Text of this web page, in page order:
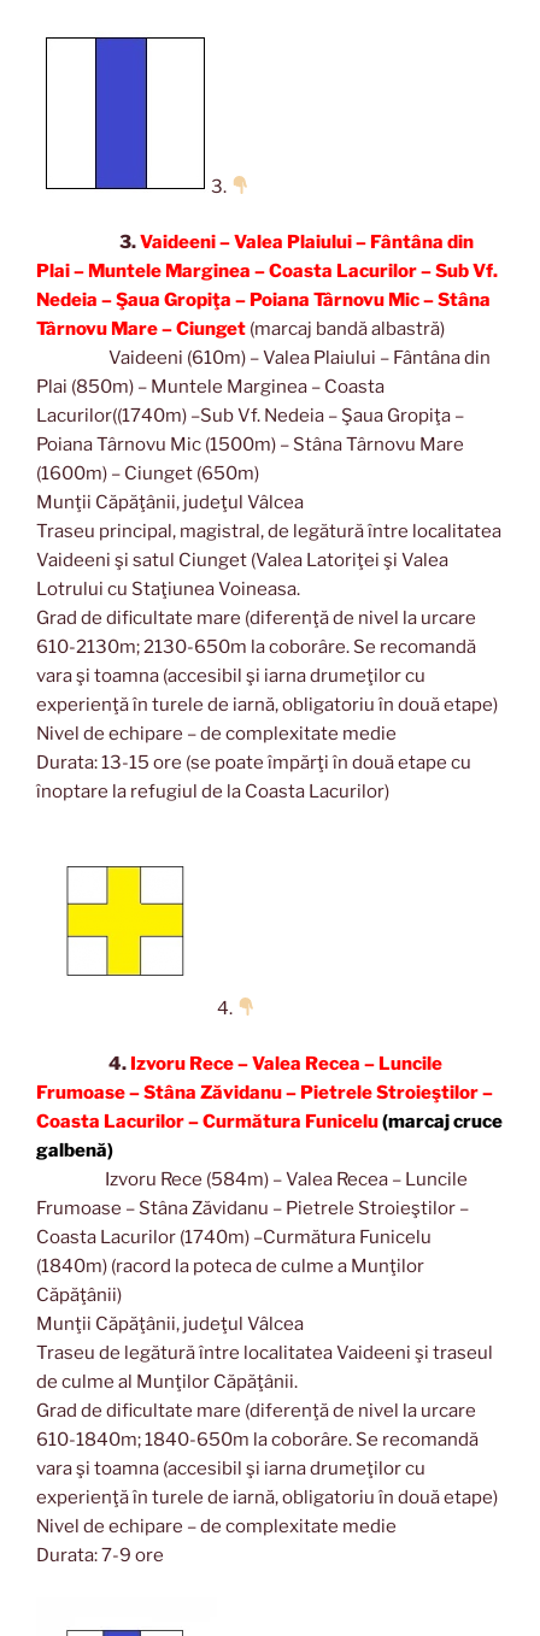
3.
3.Vaideeni – Valea Plaiului – Fântâna din
Plai – Muntele Marginea – Coasta Lacurilor – Sub Vf.
Nedeia – Şaua Gropiţa – Poiana Târnovu Mic – Stâna
Târnovu Mare – Ciunget (marcaj bandă albastră)
Vaideeni (610m) – Valea Plaiului – Fântâna din
Plai (850m) – Muntele Marginea – Coasta
Lacurilor((1740m) –Sub Vf. Nedeia – Şaua Gropiţa –
Poiana Târnovu Mic (1500m) – Stâna Târnovu Mare
(1600m) – Ciunget (650m)
Munţii Căpăţânii, judeţul Vâlcea
Traseu principal, magistral, de legătură între localitatea
Vaideeni şi satul Ciunget (Valea Latoriţei şi Valea
Lotrului cu Staţiunea Voineasa.
Grad de dificultate mare (diferenţă de nivel la urcare
610-2130m; 2130-650m la coborâre. Se recomandă
vara şi toamna (accesibil şi iarna drumeţilor cu
experienţă în turele de iarnă, obligatoriu în două etape)
Nivel de echipare – de complexitate medie
Durata: 13-15 ore (se poate împărţi în două etape cu
înoptare la refugiul de la Coasta Lacurilor)
4.
4. Izvoru Rece – Valea Recea – Luncile
Frumoase – Stâna Zăvidanu – Pietrele Stroieştilor –
Coasta Lacurilor – Curmătura Funicelu(marcaj cruce
galbenă)
Izvoru Rece (584m) – Valea Recea – Luncile
Frumoase – Stâna Zăvidanu – Pietrele Stroieştilor –
Coasta Lacurilor (1740m) –Curmătura Funicelu
(1840m) (racord la poteca de culme a Munţilor
Căpăţânii)
Munţii Căpăţânii, judeţul Vâlcea
Traseu de legătură între localitatea Vaideeni şi traseul
de culme al Munţilor Căpăţânii.
Grad de dificultate mare (diferenţă de nivel la urcare
610-1840m; 1840-650m la coborâre. Se recomandă
vara şi toamna (accesibil şi iarna drumeţilor cu
experienţă în turele de iarnă, obligatoriu în două etape)
Nivel de echipare – de complexitate medie
Durata: 7-9 ore